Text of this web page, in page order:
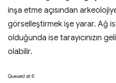
inşa etme açısından
görselleştirmek işe yarar. Ağ
olduğunda ise tarayıcınızın
olabilir.